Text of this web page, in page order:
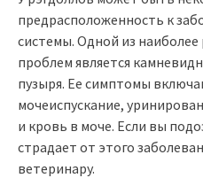
предрасположенность к
системы. Одной из
проблем является
пузыря. Ее симптомы
мочеиспускание,
и кровь в моче. Если вы
страдает от этого
ветеринару.